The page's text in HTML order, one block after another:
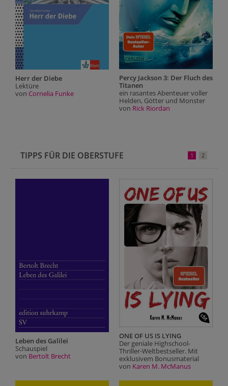
Herr der Diebe
Lektüre
von Cornelia Funke
Percy Jackson 3: Der Fluch des
Titanen
ein rasantes Abenteuer voller
Helden, Götter und Monster
von Rick Riordan
TIPPS FÜR DIE OBERSTUFE 1 2
Leben des Galilei
Schauspiel
von Bertolt Brecht
ONE OF US IS LYING
Der geniale Highschool-
Thriller-Weltbestseller. Mit
exklusivem Bonusmaterial
von Karen M. McManus